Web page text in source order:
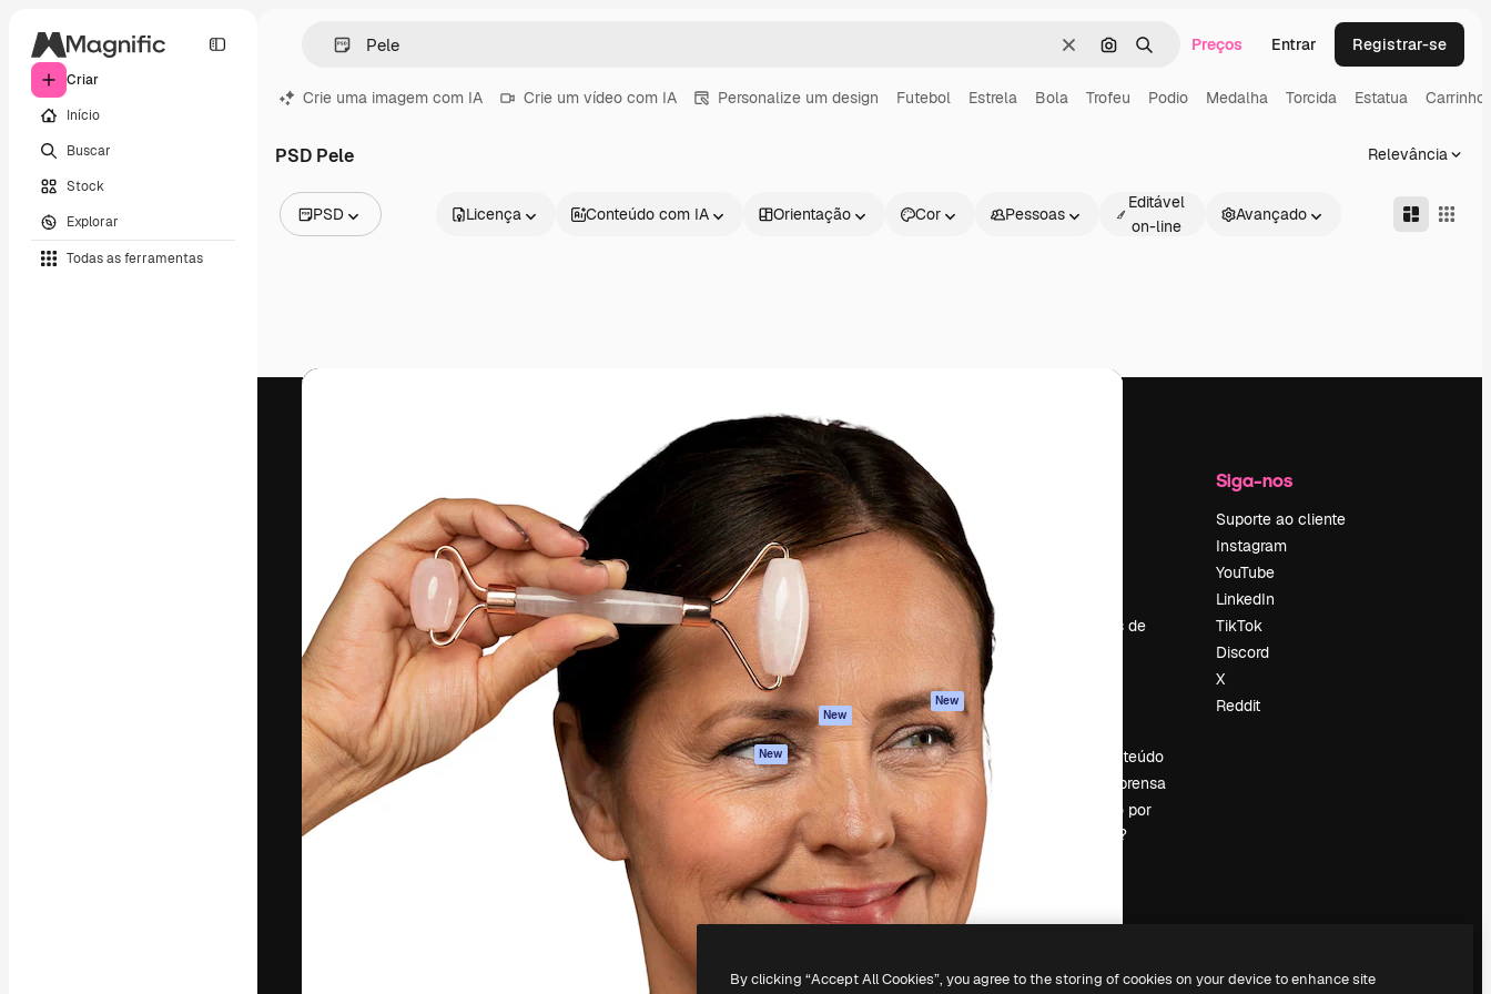
Criar
Início
Buscar
Stock
Explorar
Todas as ferramentas
LimparPesquisar por imagem
BuscarPreços Entrar Registrar-se
Crie uma imagem com IA Crie um vídeo com IA Personalize um design Futebol Estrela Bola Trofeu Podio Medalha Torcida Estatua Carrinho
PSD Pele Relevância
PSD
Vídeos
Licença Conteúdo com IA Orientação Cor Pessoas
Editável
on-line
Avançado
A plataforma criativa para você direcionar
seu melhor trabalho. Mais de 1 milhão de
assinantes entre criativos, empresas,
agências e estúdios.
Português
Produtos
Spaces
Assistente de IA
Gerador de
imagens
Gerador de vídeos
Texto para voz
Conteúdo de stock
MCP para
Claude/ChatGPT
New
Agentes New
API
App móvel
Todas as
ferramentas
Começar
Academy
Documentação
Atendimento
Termos e
condições
Política de
privacidade
Originais New
Política de cookies
Central de
confiabilidade
Afiliados
Empresas
Tendências de
Vender conteúdo
Sala de imprensa
Procurando por
magnific.ai?
Siga-nos
Suporte ao cliente
Instagram
YouTube
LinkedIn
TikTok
Discord
X
Reddit
Freepik Company S.L.U. Todos os direitos reservados.
By clicking “Accept All Cookies”, you agree to the storing of cookies on your device to enhance site